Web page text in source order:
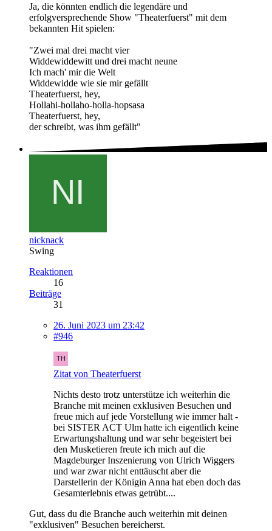
Ja, die könnten endlich die legendäre und
erfolgversprechende Show "Theaterfuerst" mit dem
bekannten Hit spielen:
"Zwei mal drei macht vier
Widdewiddewitt und drei macht neune
Ich mach' mir die Welt
Widdewidde wie sie mir gefällt
Theaterfuerst, hey,
Hollahi-hollaho-holla-hopsasa
Theaterfuerst, hey,
der schreibt, was ihm gefällt"
nicknack
Swing
Reaktionen
16
Beiträge
31
26. Juni 2023 um 23:42
#946
Zitat von Theaterfuerst
Nichts desto trotz unterstütze ich weiterhin die
Branche mit meinen exklusiven Besuchen und
freue mich auf jede Vorstellung wie immer halt -
bei SISTER ACT Ulm hatte ich eigentlich keine
Erwartungshaltung und war sehr begeistert bei
den Musketieren freute ich mich auf die
Magdeburger Inszenierung von Ulrich Wiggers
und war zwar nicht enttäuscht aber die
Darstellerin der Königin Anna hat eben doch das
Gesamterlebnis etwas getrübt....
Gut, dass du die Branche auch weiterhin mit deinen
"exklusiven" Besuchen bereicherst.